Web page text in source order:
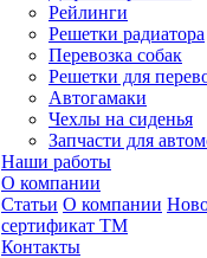
Рейлинги
Решетки радиатора
Перевозка собак
Решетки для
Автогамаки
Чехлы на сиденья
Запчасти для
Наши работы
О компании
Статьи О компании
сертификат ТМ
Контакты